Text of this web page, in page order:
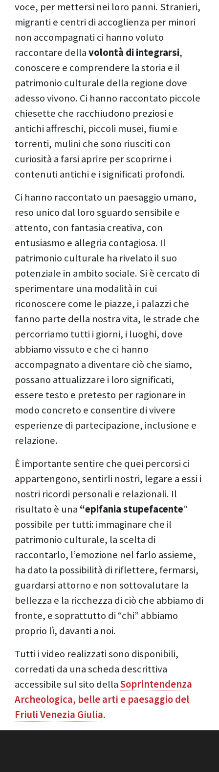
voce, per mettersi nei loro panni. Stranieri,
migranti e centri di accoglienza per minori
non accompagnati ci hanno voluto
raccontare dellavolontà di integrarsi,
conoscere e comprendere la storia e il
patrimonio culturale della regione dove
adesso vivono. Ci hanno raccontato piccole
chiesette che racchiudono preziosi e
antichi affreschi, piccoli musei, fiumi e
torrenti, mulini che sono riusciti con
curiosità a farsi aprire per scoprirne i
contenuti antichi e i significati profondi.
Ci hanno raccontato un paesaggio umano,
reso unico dal loro sguardo sensibile e
attento, con fantasia creativa, con
entusiasmo e allegria contagiosa. Il
patrimonio culturale ha rivelato il suo
potenziale in ambito sociale. Si è cercato di
sperimentare una modalità in cui
riconoscere come le piazze, i palazzi che
fanno parte della nostra vita, le strade che
percorriamo tutti i giorni, i luoghi, dove
abbiamo vissuto e che ci hanno
accompagnato a diventare ciò che siamo,
possano attualizzare i loro significati,
essere testo e pretesto per ragionare in
modo concreto e consentire di vivere
esperienze di partecipazione, inclusione e
relazione.
È importante sentire che quei percorsi ci
appartengono, sentirli nostri, legare a essi i
nostri ricordi personali e relazionali. Il
risultato è una “epifania stupefacente”
possibile per tutti: immaginare che il
patrimonio culturale, la scelta di
raccontarlo, l’emozione nel farlo assieme,
ha dato la possibilità di riflettere, fermarsi,
guardarsi attorno e non sottovalutare la
bellezza e la ricchezza di ciò che abbiamo di
fronte, e soprattutto di “chi” abbiamo
proprio lì, davanti a noi.
Tutti i video realizzati sono disponibili,
corredati da una scheda descrittiva
accessibile sul sito dellaSoprintendenza
Archeologica, belle arti e paesaggio del
Friuli Venezia Giulia.